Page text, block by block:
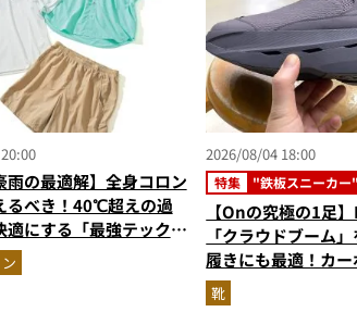
雨の最適解】全身コロン
るべき！40℃超えの過
適にする「最強テックウ
アップ
2026/08/04 18:00
特集 "鉄板スニーカー
【Onの究極の1足
「クラウドブーム
履きにも最適！カ
れるハイテク靴”の
靴